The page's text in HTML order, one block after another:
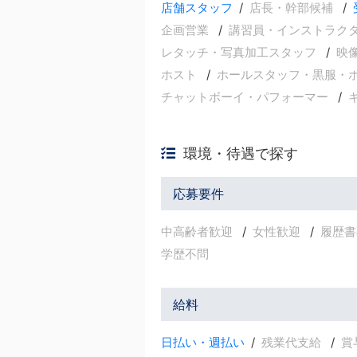
店舗スタッフ 店長・幹部候補
企画営業
講習員・インストラク
レタッチ・写真加工スタッフ
映
ホスト
ホールスタッフ・黒服・
チャットボーイ・パフォーマー
環境・待遇で探す
応募要件
中高齢者歓迎 女性歓迎
履歴
学歴不問
給料
日払い・週払い 残業代支給 賞